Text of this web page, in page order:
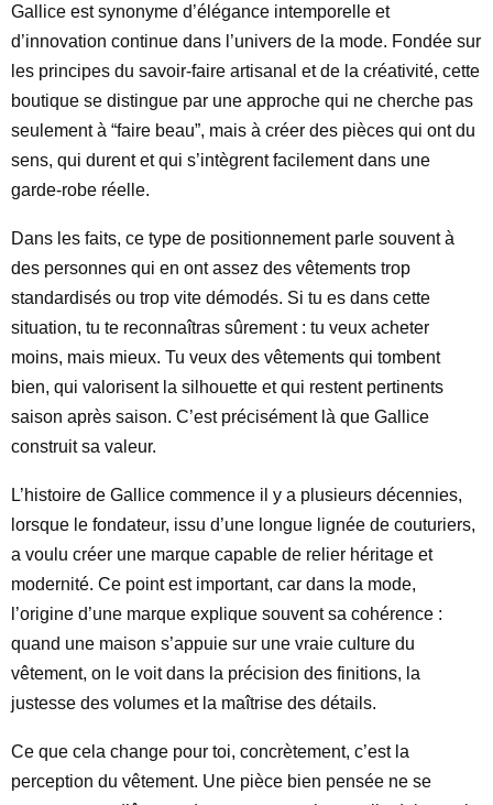
Gallice est synonyme d’élégance intemporelle et
d’innovation continue dans l’univers de la mode. Fondée sur
les principes du savoir-faire artisanal et de la créativité, cette
boutique se distingue par une approche qui ne cherche pas
seulement à “faire beau”, mais à créer des pièces qui ont du
sens, qui durent et qui s’intègrent facilement dans une
garde-robe réelle.
Dans les faits, ce type de positionnement parle souvent à
des personnes qui en ont assez des vêtements trop
standardisés ou trop vite démodés. Si tu es dans cette
situation, tu te reconnaîtras sûrement : tu veux acheter
moins, mais mieux. Tu veux des vêtements qui tombent
bien, qui valorisent la silhouette et qui restent pertinents
saison après saison. C’est précisément là que Gallice
construit sa valeur.
L’histoire de Gallice commence il y a plusieurs décennies,
lorsque le fondateur, issu d’une longue lignée de couturiers,
a voulu créer une marque capable de relier héritage et
modernité. Ce point est important, car dans la mode,
l’origine d’une marque explique souvent sa cohérence :
quand une maison s’appuie sur une vraie culture du
vêtement, on le voit dans la précision des finitions, la
justesse des volumes et la maîtrise des détails.
Ce que cela change pour toi, concrètement, c’est la
perception du vêtement. Une pièce bien pensée ne se